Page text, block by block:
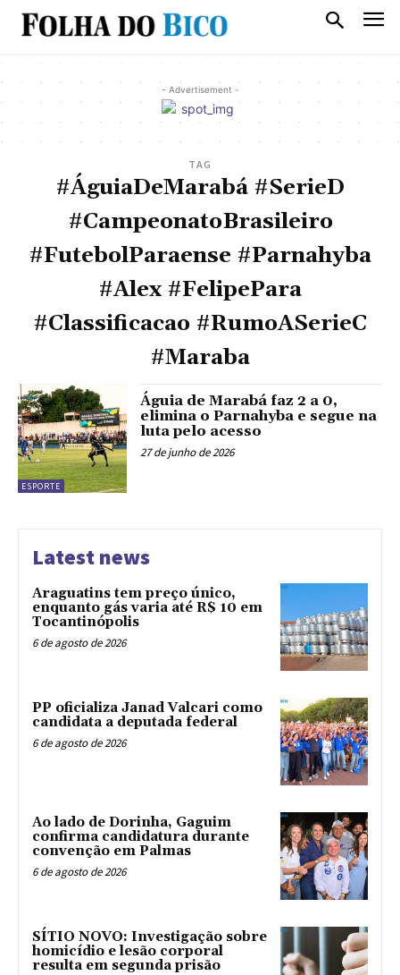
- Advertisement -
TAG
#ÁguiaDeMarabá #SerieD
#CampeonatoBrasileiro
#FutebolParaense #Parnahyba
#Alex #FelipePara
#Classificacao #RumoASerieC
#Maraba
ESPORTE
Águia de Marabá faz 2 a 0,
elimina o Parnahyba e segue na
luta pelo acesso
27 de junho de 2026
Latest news
Araguatins tem preço único,
enquanto gás varia até R$ 10 em
Tocantinópolis
6 de agosto de 2026
PP oficializa Janad Valcari como
candidata a deputada federal
6 de agosto de 2026
Ao lado de Dorinha, Gaguim
confirma candidatura durante
convenção em Palmas
6 de agosto de 2026
SÍTIO NOVO: Investigação sobre
homicídio e lesão corporal
resulta em segunda prisão